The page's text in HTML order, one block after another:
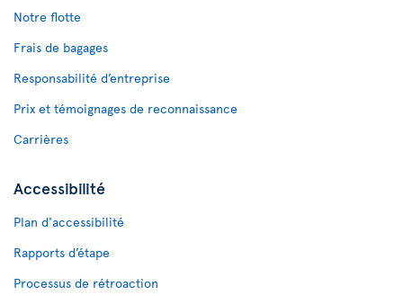
Notre flotte
Frais de bagages
Responsabilité d’entreprise
Prix et témoignages de reconnaissance
Carrières
Accessibilité
Plan d'accessibilité
Rapports d’étape
Processus de rétroaction